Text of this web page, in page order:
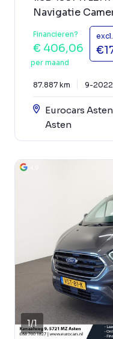
Navigatie
Financieren?
€ 406,06
per maand
87.887 km 9-2022
Eurocars Asten
Asten
1/1